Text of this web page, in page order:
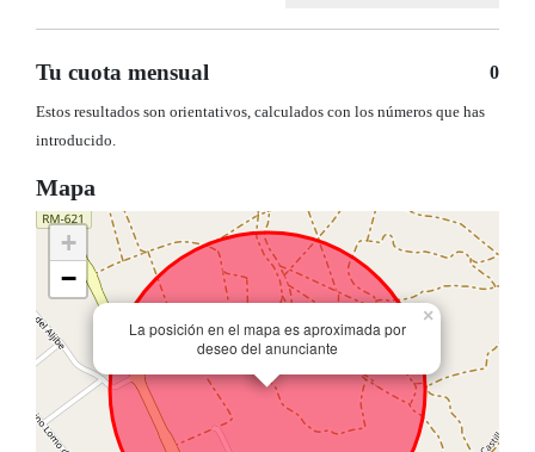
Tu cuota mensual 0
Estos resultados son orientativos, calculados con los números que has
introducido.
Mapa
La posición en el mapa es aproximada por
deseo del anunciante
×
+
−